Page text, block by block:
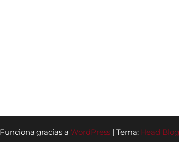
Funciona gracias a WordPress | Tema: Head Blog